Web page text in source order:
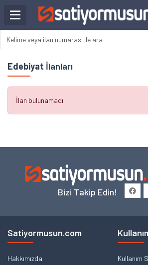
Edebiyat İlanları
İlan bulunamadı.
Bizi Takip Edin!
Satiyormusun.com
Hakkımızda
Kullanım